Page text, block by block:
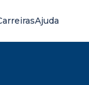
Ajuda